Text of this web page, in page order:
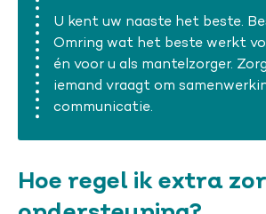
U kent uw naaste het beste.
Omring wat het beste werkt
én voor u als mantelzorger.
iemand vraagt om
communicatie.
Hoe regel ik extra